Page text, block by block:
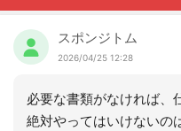
スポンジトム
2026/04/25 12:28
必要な書類がなければ、
絶対やってはいけないの